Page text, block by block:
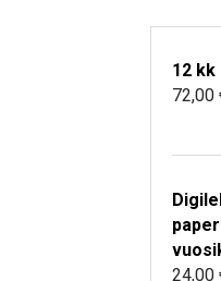
12 kk
72,00
24,00